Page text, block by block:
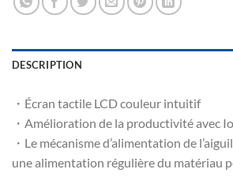
DESCRIPTION
・Écran tactile LCD couleur intuitif
・Amélioration de la productivité avec
・Le mécanisme d’alimentation de
une alimentation régulière du matériau